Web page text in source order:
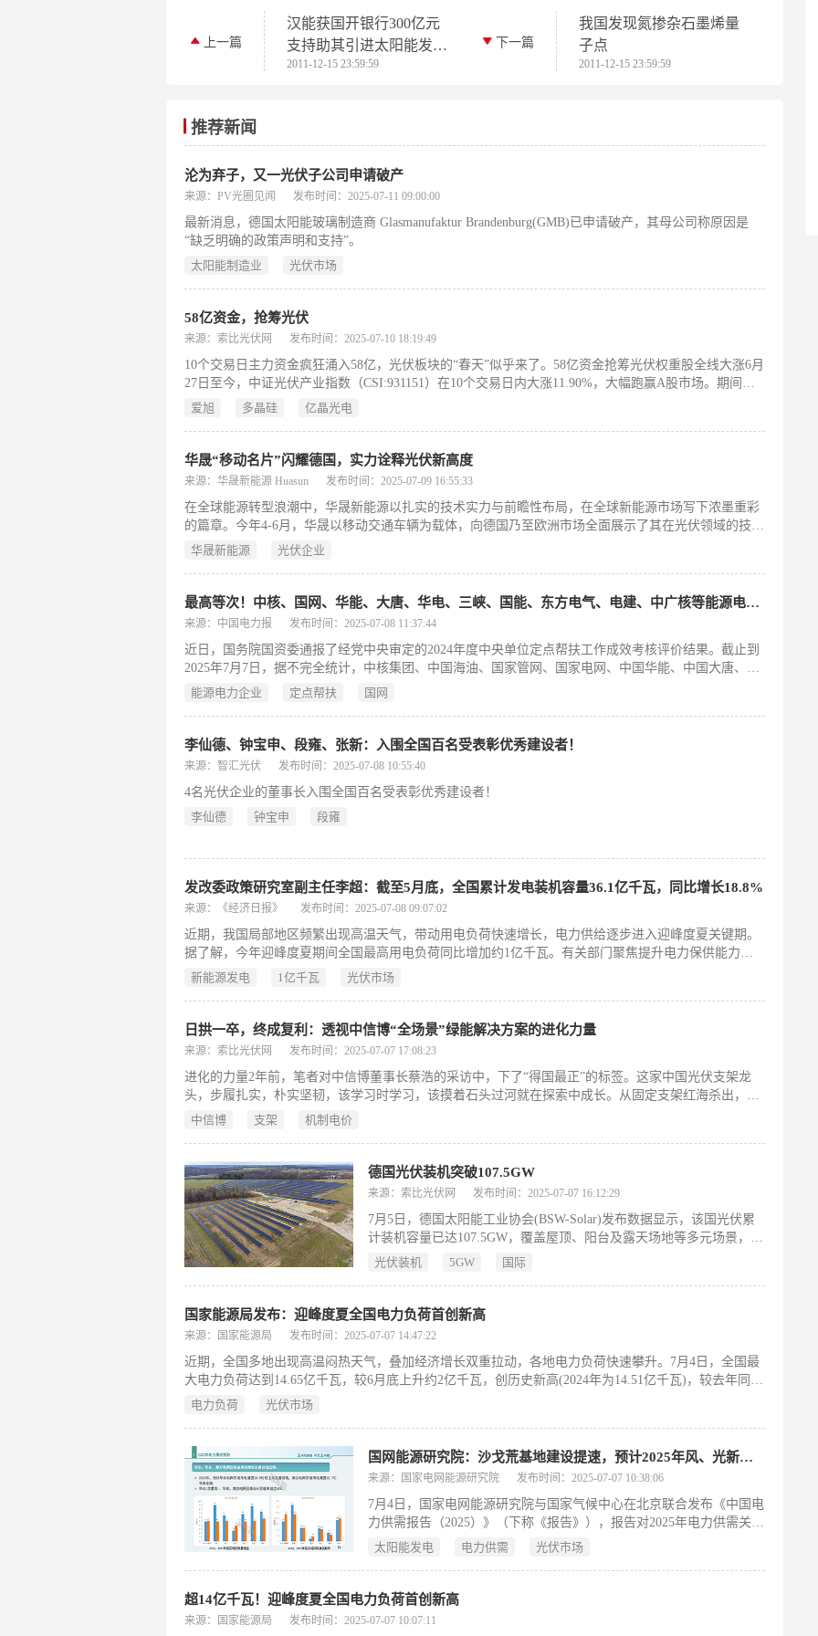
上一篇
汉能获国开银行300亿元
支持助其引进太阳能发电
技术
2011-12-15 23:59:59
下一篇
我国发现氮掺杂石墨烯量
子点
2011-12-15 23:59:59
推荐新闻
沦为弃子，又一光伏子公司申请破产
来源：PV光圈见闻 发布时间：2025-07-11 09:00:00
最新消息，德国太阳能玻璃制造商 Glasmanufaktur Brandenburg(GMB)已申请破产，其母公司称原因是
“缺乏明确的政策声明和支持”。
太阳能制造业
光伏市场
58亿资金，抢筹光伏
来源：索比光伏网 发布时间：2025-07-10 18:19:49
10个交易日主力资金疯狂涌入58亿，光伏板块的“春天”似乎来了。58亿资金抢筹光伏权重股全线大涨6月
27日至今，中证光伏产业指数（CSI:931151）在10个交易日内大涨11.90%，大幅跑赢A股市场。期间，
上证指数、深证成指
爱旭 多晶硅 亿晶光电
华晟“移动名片”闪耀德国，实力诠释光伏新高度
来源：华晟新能源 Huasun 发布时间：2025-07-09 16:55:33
在全球能源转型浪潮中，华晟新能源以扎实的技术实力与前瞻性布局，在全球新能源市场写下浓墨重彩
的篇章。今年4-6月，华晟以移动交通车辆为载体，向德国乃至欧洲市场全面展示了其在光伏领域的技术
沉淀与创新成果。
华晟新能源 光伏企业
最高等次！中核、国网、华能、大唐、华电、三峡、国能、东方电气、电建、中广核等能源电力企业……
来源：中国电力报 发布时间：2025-07-08 11:37:44
近日，国务院国资委通报了经党中央审定的2024年度中央单位定点帮扶工作成效考核评价结果。截止到
2025年7月7日，据不完全统计，中核集团、中国海油、国家管网、国家电网、中国华能、中国大唐、中
国华电、三峡集团、国家能源集团、东方电气、中国电建、中广核等获评最高等次。让我们来看看他们
能源电力企业 定点帮扶 国网
李仙德、钟宝申、段雍、张新：入围全国百名受表彰优秀建设者！
来源：智汇光伏 发布时间：2025-07-08 10:55:40
4名光伏企业的董事长入围全国百名受表彰优秀建设者！
李仙德
钟宝申 段雍
发改委政策研究室副主任李超：截至5月底，全国累计发电装机容量36.1亿千瓦，同比增长18.8%
来源：《经济日报》 发布时间：2025-07-08 09:07:02
近期，我国局部地区频繁出现高温天气，带动用电负荷快速增长，电力供给逐步进入迎峰度夏关键期。
据了解，今年迎峰度夏期间全国最高用电负荷同比增加约1亿千瓦。有关部门聚焦提升电力保供能力，
采取了一系列措施。目前来看，今年迎峰度夏电力供需形势好于去年，全国电力供需平衡总体有保障。
新能源发电 1亿千瓦 光伏市场
日拱一卒，终成复利：透视中信博“全场景”绿能解决方案的进化力量
来源：索比光伏网 发布时间：2025-07-07 17:08:23
进化的力量2年前，笔者对中信博董事长蔡浩的采访中，下了“得国最正”的标签。这家中国光伏支架龙
头，步履扎实，朴实坚韧，该学习时学习，该摸着石头过河就在探索中成长。从固定支架红海杀出，做
最难的事，赚最难的
中信博 支架 机制电价
德国光伏装机突破107.5GW
来源：索比光伏网 发布时间：2025-07-07 16:12:29
7月5日，德国太阳能工业协会(BSW-Solar)发布数据显示，该国光伏累
计装机容量已达107.5GW，覆盖屋顶、阳台及露天场地等多元场景，标
志着德国在2030年实现215GW目标中正式跨越半程节点。
光伏装机 5GW 国际
国家能源局发布：迎峰度夏全国电力负荷首创新高
来源：国家能源局 发布时间：2025-07-07 14:47:22
近期，全国多地出现高温闷热天气，叠加经济增长双重拉动，各地电力负荷快速攀升。7月4日，全国最
大电力负荷达到14.65亿千瓦，较6月底上升约2亿千瓦，创历史新高(2024年为14.51亿千瓦)，较去年同期
增长接近1.5亿千瓦。入夏以来，华东地区，蒙东、江苏、安徽、山东、河南、湖北等6个省(区)电网创
电力负荷 光伏市场
国网能源研究院：沙戈荒基地建设提速，预计2025年风、光新增装机超500GW
来源：国家电网能源研究院 发布时间：2025-07-07 10:38:06
7月4日，国家电网能源研究院与国家气候中心在北京联合发布《中国电
力供需报告（2025）》（下称《报告》），报告对2025年电力供需关系
进行了预测。从供应端看，2025年沙戈荒基地加速建设，预计风电新投
太阳能发电 电力供需 光伏市场
超14亿千瓦！迎峰度夏全国电力负荷首创新高
来源：国家能源局 发布时间：2025-07-07 10:07:11